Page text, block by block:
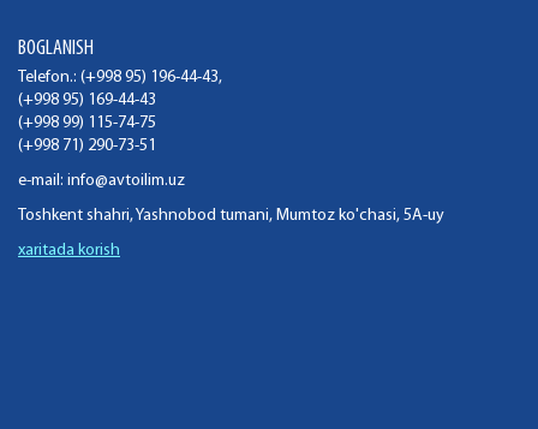
BOGLANISH
Telefon.: (+998 95) 196-44-43,
(+998 95) 169-44-43
(+998 99) 115-74-75
(+998 71) 290-73-51
e-mail: info@avtoilim.uz
Toshkent shahri, Yashnobod tumani, Mumtoz ko'chasi, 5A-uy
xaritada korish